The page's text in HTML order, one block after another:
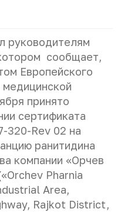
руководителям
сообщает,
Европейского
медицинской
принято
сертификата
320-Rev 02 на
ранитидина
компании «Орчев
Pharnia
Area,
Rajkot District,